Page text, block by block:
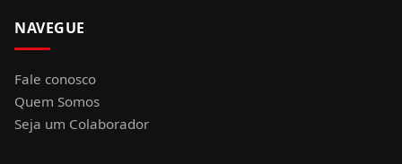
NAVEGUE
Fale conosco
Quem Somos
Seja um Colaborador